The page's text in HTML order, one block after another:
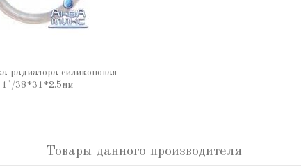
радиатора силиконовая
1"/38*31*2.5мм
Товары данного производителя